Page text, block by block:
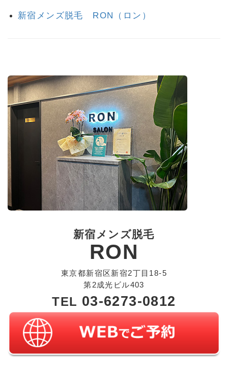
新宿メンズ脱毛 RON（ロン）
新宿メンズ脱毛
RON
東京都新宿区新宿2丁目18-5
第2成光ビル403
TEL 03-6273-0812